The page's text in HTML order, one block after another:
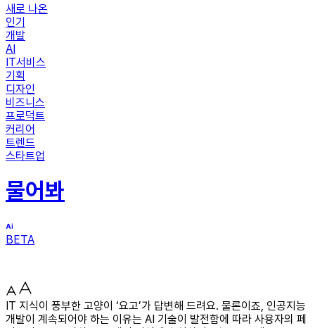
새로 나온
인기
개발
AI
IT서비스
기획
디자인
비즈니스
프로덕트
커리어
트렌드
스타트업
물어봐
BETA
IT 지식이 풍부한 고양이 ‘요고’가 답변해 드려요. 물론이죠, 인공지능
개발이 계속되어야 하는 이유는 AI 기술이 발전함에 따라 사용자의 페